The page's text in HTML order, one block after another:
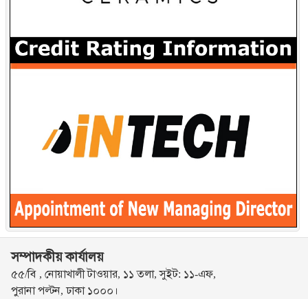
সম্পাদকীয় কার্যালয়
৫৫/বি , নোয়াখালী টাওয়ার, ১১ তলা, সুইট: ১১-এফ,
পুরানা পল্টন, ঢাকা ১০০০।